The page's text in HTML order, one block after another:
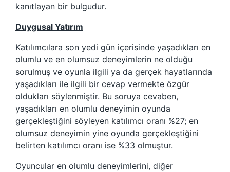
kanıtlayan bir bulgudur.
Duygusal Yatırım
Katılımcılara son yedi gün içerisinde yaşadıkları en
olumlu ve en olumsuz deneyimlerin ne olduğu
sorulmuş ve oyunla ilgili ya da gerçek hayatlarında
yaşadıkları ile ilgili bir cevap vermekte özgür
oldukları söylenmiştir. Bu soruya cevaben,
yaşadıkları en olumlu deneyimin oyunda
gerçekleştiğini söyleyen katılımcı oranı %27; en
olumsuz deneyimin yine oyunda gerçekleştiğini
belirten katılımcı oranı ise %33 olmuştur.
Oyuncular en olumlu deneyimlerini, diğer